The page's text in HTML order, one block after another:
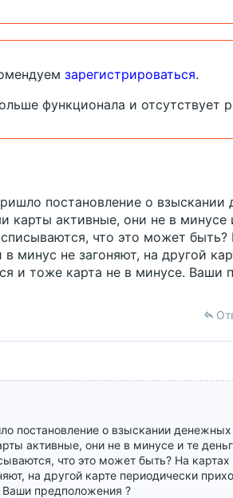
зарегистрироваться.
функционала и отсутствует
постановление о
карты активные, они не в минусе
что это может быть?
минус не загоняют, на другой
и тоже карта не в минусе. Ваши
постановление о взыскании
активные, они не в минусе и те
что это может быть? На
на другой карте периодически
предположения ?